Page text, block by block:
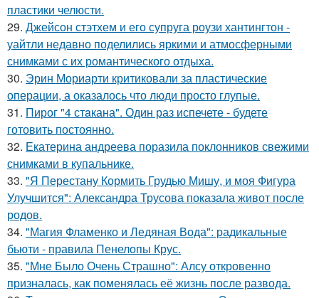
пластики челюсти.
29. Джейсон стэтхем и его супруга роузи хантингтон -
уайтли недавно поделились яркими и атмосферными
снимками с их романтического отдыха.
30. Эрин Мориарти критиковали за пластические
операции, а оказалось что люди просто глупые.
31. Пирог "4 стaкана". Один раз испечете - будете
готовить постоянно.
32. Екатерина андреева поразила поклонников свежими
снимками в купальнике.
33. "Я Перестану Кормить Грудью Мишу, и моя Фигура
Улучшится": Александра Трусова показала живот после
родов.
34. "Магия Фламенко и Ледяная Вода": радикальные
бьюти - правила Пенелопы Крус.
35. "Мне Было Очень Страшно": Алсу откровенно
призналась, как поменялась её жизнь после развода.